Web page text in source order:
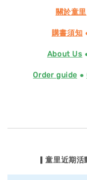
關於童里
購書須知
About Us
Order guide ●
▎童里近期活